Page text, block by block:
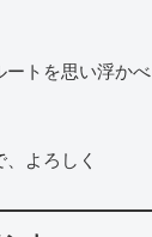
ートを思い浮かべ
よろしく